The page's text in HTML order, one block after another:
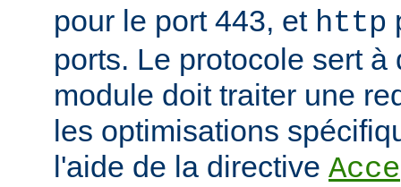
pour le port 443, et http
ports. Le protocole sert à
module doit traiter une
les optimisations
l'aide de la directive